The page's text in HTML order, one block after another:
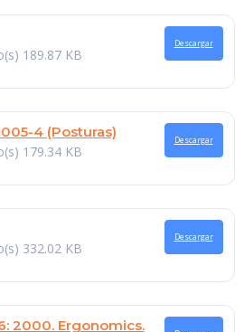
189.87 KB
Descargar
4 (Posturas)
179.34 KB
Descargar
332.02 KB
Descargar
2000. Ergonomics.